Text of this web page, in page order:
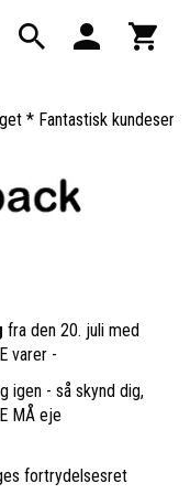
Fantastisk kundeservice
fra den 20. juli med
varer -
igen - så skynd dig,
MÅ eje
fortrydelsesret